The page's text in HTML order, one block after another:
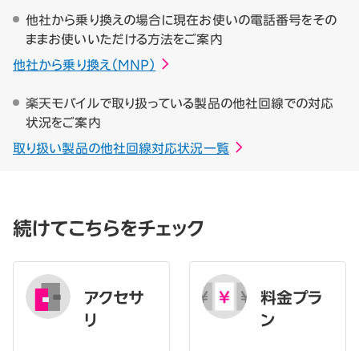
他社から乗り換えの場合に現在お使いの電話番号をその
ままお使いいただける方法をご案内
他社から乗り換え（MNP）
楽天モバイルで取り扱っている製品の他社回線での対応
状況をご案内
取り扱い製品の他社回線対応状況一覧
続けてこちらをチェック
アクセサ
リ
料金プラ
ン